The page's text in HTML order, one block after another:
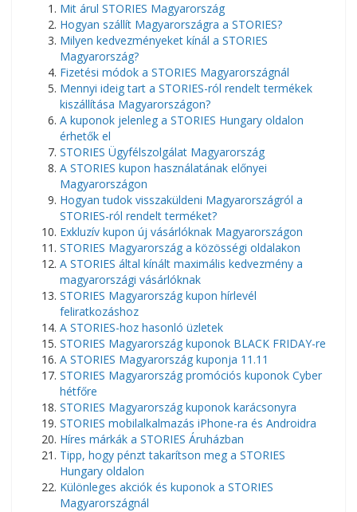
​Mit árul STORIES Magyarország
Hogyan szállít Magyarországra a STORIES?
Milyen kedvezményeket kínál a STORIES
Magyarország?
Fizetési módok a STORIES Magyarországnál
Mennyi ideig tart a STORIES-ról rendelt termékek
kiszállítása Magyarországon?
A kuponok jelenleg a STORIES Hungary oldalon
érhetők el
STORIES Ügyfélszolgálat Magyarország
A STORIES kupon használatának előnyei
Magyarországon
Hogyan tudok visszaküldeni Magyarországról a
STORIES-ról rendelt terméket?
Exkluzív kupon új vásárlóknak Magyarországon
STORIES Magyarország a közösségi oldalakon
A STORIES által kínált maximális kedvezmény a
magyarországi vásárlóknak
STORIES Magyarország kupon hírlevél
feliratkozáshoz
A STORIES-hoz hasonló üzletek
STORIES Magyarország kuponok BLACK FRIDAY-re
A STORIES Magyarország kuponja 11.11
STORIES Magyarország promóciós kuponok Cyber ​​​​
hétfőre
STORIES Magyarország kuponok karácsonyra
STORIES mobilalkalmazás iPhone-ra és Androidra
Híres márkák a STORIES Áruházban
Tipp, hogy pénzt takarítson meg a STORIES
Hungary oldalon
Különleges akciók és kuponok a STORIES
Magyarországnál